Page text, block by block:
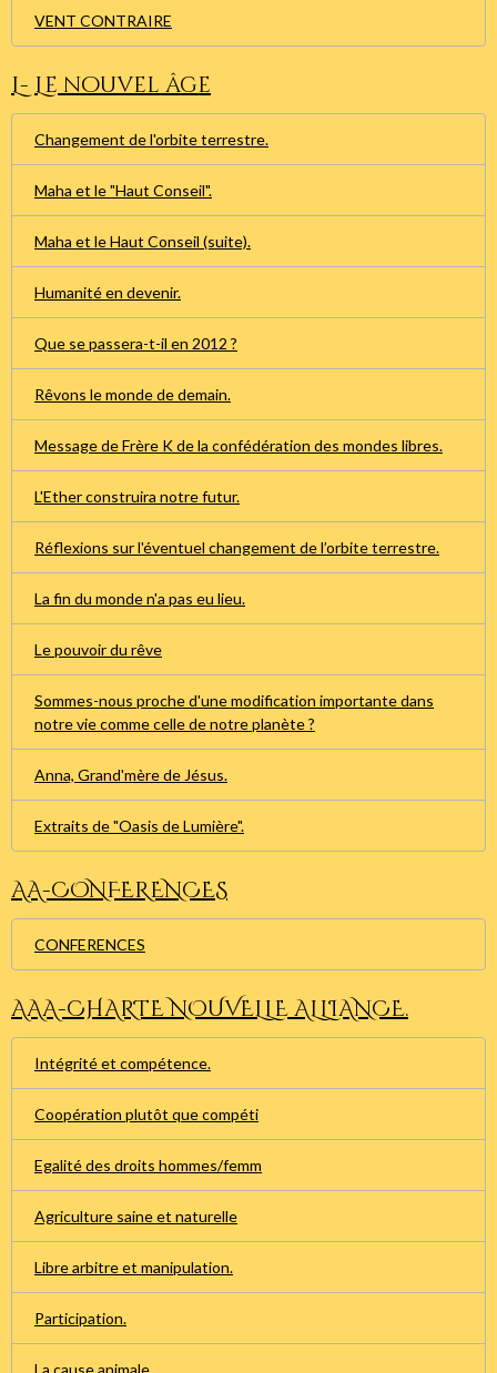
VENT CONTRAIRE
L- Le nouvel âge
Changement de l'orbite terrestre.
Maha et le "Haut Conseil".
Maha et le Haut Conseil (suite).
Humanité en devenir.
Que se passera-t-il en 2012 ?
Rêvons le monde de demain.
Message de Frère K de la confédération des mondes libres.
L'Ether construira notre futur.
Réflexions sur l'éventuel changement de l’orbite terrestre.
La fin du monde n'a pas eu lieu.
Le pouvoir du rêve
Sommes-nous proche d'une modification importante dans
notre vie comme celle de notre planète ?
Anna, Grand'mère de Jésus.
Extraits de "Oasis de Lumière".
AA-CONFERENCES
CONFERENCES
AAA-CHARTE NOUVELLE ALLIANCE.
Intégrité et compétence.
Coopération plutôt que compéti
Egalité des droits hommes/femm
Agriculture saine et naturelle
Libre arbitre et manipulation.
Participation.
La cause animale.